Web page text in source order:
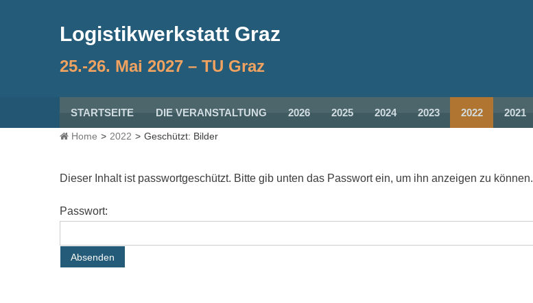
Logistikwerkstatt Graz
25.-26. Mai 2027 – TU Graz
STARTSEITE DIE VERANSTALTUNG 2026 2025 2024 2023 2022 2021
Home > 2022 > Geschützt: Bilder
Dieser Inhalt ist passwortgeschützt. Bitte gib unten das Passwort ein, um ihn anzeigen zu können.
Passwort: